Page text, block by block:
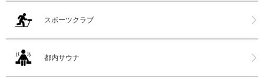
スポーツクラブ
都内サウナ